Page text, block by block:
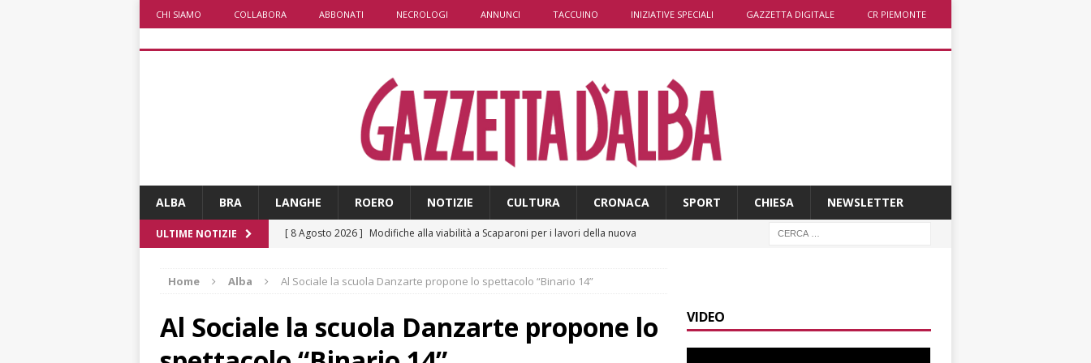
CHI SIAMO COLLABORA ABBONATI NECROLOGI ANNUNCI TACCUINO INIZIATIVE SPECIALI GAZZETTA DIGITALE CR PIEMONTE
ALBA BRA LANGHE ROERO NOTIZIE CULTURA CRONACA SPORT CHIESA NEWSLETTER
ULTIME NOTIZIE [ 8 Agosto 2026 ] Modifiche alla viabilità a Scaparoni per i lavori della nuova
[ 8 Agosto 2026 ] ITINERARI / Trenta chilometri su due ruote lungo il Belbo
LANGHE
Cuneo, stretta della Polizia: controlli, denunce e lotta al
Home Alba Al Sociale la scuola Danzarte propone lo spettacolo “Binario 14”
Al Sociale la scuola Danzarte propone lo
VIDEO